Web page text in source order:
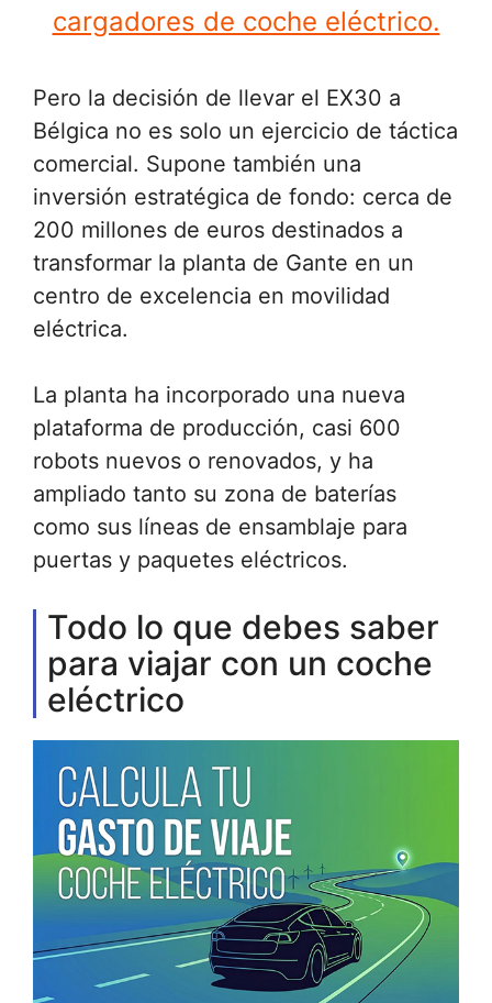
cargadores de coche eléctrico.
Pero la decisión de llevar el EX30 a
Bélgica no es solo un ejercicio de táctica
comercial. Supone también una
inversión estratégica de fondo: cerca de
200 millones de euros destinados a
transformar la planta de Gante en un
centro de excelencia en movilidad
eléctrica.
La planta ha incorporado una nueva
plataforma de producción, casi 600
robots nuevos o renovados, y ha
ampliado tanto su zona de baterías
como sus líneas de ensamblaje para
puertas y paquetes eléctricos.
Todo lo que debes saber
para viajar con un coche
eléctrico